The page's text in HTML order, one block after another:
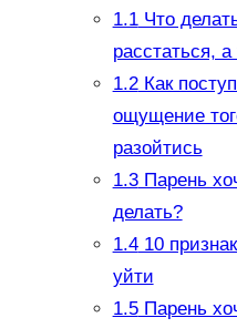
1.1Что
расстаться,
1.2Как
ощущение
разойтись
1.3Парень
делать?
1.410
уйти
1.5Парень